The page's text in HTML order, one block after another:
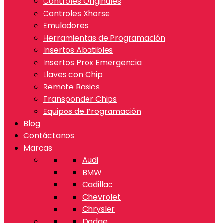
Controles Xhorse
Emuladores
Herramientas de Programación
Insertos Abatibles
Insertos Prox Emergencia
Llaves con Chip
Remote Basics
Transponder Chips
Equipos de Programación
Blog
Contáctanos
Marcas
Audi
BMW
Cadillac
Chevrolet
Chrysler